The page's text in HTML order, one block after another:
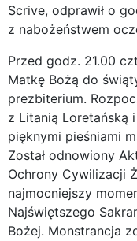
Scrive, odprawił o
z nabożeństwem
Przed godz. 21.00
Matkę Bożą do
prezbiterium.
z Litanią Loretańską
pięknymi pieśniami
Został odnowiony
Ochrony Cywilizacji
najmocniejszy
Najświętszego
Bożej. Monstrancja